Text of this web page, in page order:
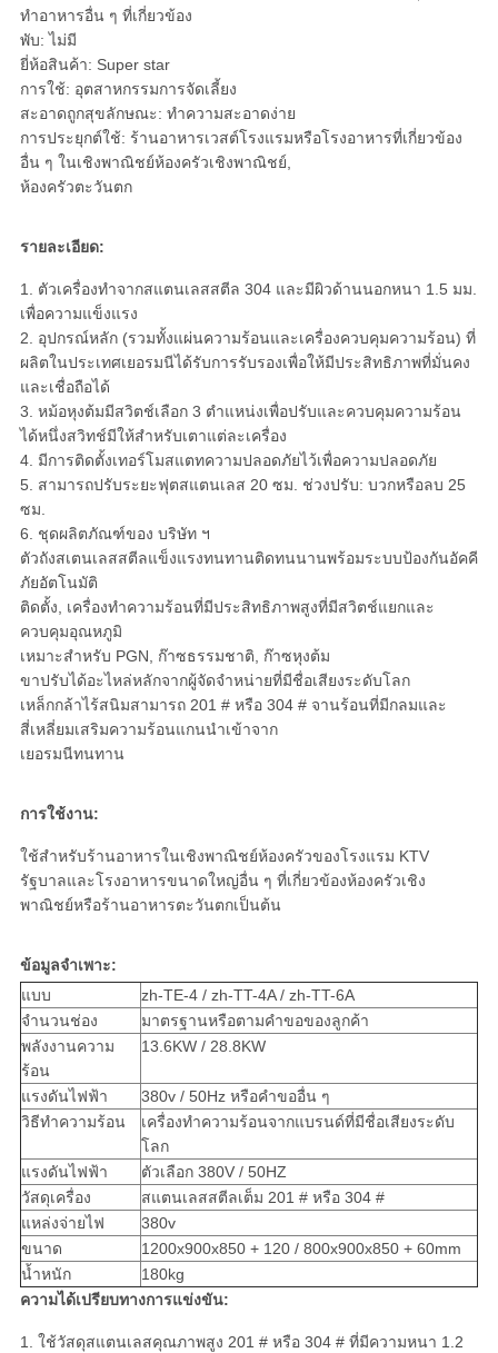
ทำอาหารอื่น ๆ ที่เกี่ยวข้อง
พับ: ไม่มี
ยี่ห้อสินค้า: Super star
การใช้: อุตสาหกรรมการจัดเลี้ยง
สะอาดถูกสุขลักษณะ: ทำความสะอาดง่าย
การประยุกต์ใช้: ร้านอาหารเวสต์โรงแรมหรือโรงอาหารที่เกี่ยวข้อง
อื่น ๆ ในเชิงพาณิชย์ห้องครัวเชิงพาณิชย์,
ห้องครัวตะวันตก
รายละเอียด:
1. ตัวเครื่องทำจากสแตนเลสสตีล 304 และมีผิวด้านนอกหนา 1.5 มม.
เพื่อความแข็งแรง
2. อุปกรณ์หลัก (รวมทั้งแผ่นความร้อนและเครื่องควบคุมความร้อน) ที่
ผลิตในประเทศเยอรมนีได้รับการรับรองเพื่อให้มีประสิทธิภาพที่มั่นคง
และเชื่อถือได้
3. หม้อหุงต้มมีสวิตช์เลือก 3 ตำแหน่งเพื่อปรับและควบคุมความร้อน
ได้หนึ่งสวิทช์มีให้สำหรับเตาแต่ละเครื่อง
4. มีการติดตั้งเทอร์โมสแตทความปลอดภัยไว้เพื่อความปลอดภัย
5. สามารถปรับระยะฟุตสแตนเลส 20 ซม. ช่วงปรับ: บวกหรือลบ 25
ซม.
6. ชุดผลิตภัณฑ์ของ บริษัท ฯ
ตัวถังสเตนเลสสตีลแข็งแรงทนทานติดทนนานพร้อมระบบป้องกันอัคคี
ภัยอัตโนมัติ
ติดตั้ง, เครื่องทำความร้อนที่มีประสิทธิภาพสูงที่มีสวิตช์แยกและ
ควบคุมอุณหภูมิ
เหมาะสำหรับ PGN, ก๊าซธรรมชาติ, ก๊าซหุงต้ม
ขาปรับได้อะไหล่หลักจากผู้จัดจำหน่ายที่มีชื่อเสียงระดับโลก
เหล็กกล้าไร้สนิมสามารถ 201 # หรือ 304 # จานร้อนที่มีกลมและ
สี่เหลี่ยมเสริมความร้อนแกนนำเข้าจาก
เยอรมนีทนทาน
การใช้งาน:
ใช้สำหรับร้านอาหารในเชิงพาณิชย์ห้องครัวของโรงแรม KTV
รัฐบาลและโรงอาหารขนาดใหญ่อื่น ๆ ที่เกี่ยวข้องห้องครัวเชิง
พาณิชย์หรือร้านอาหารตะวันตกเป็นต้น
ข้อมูลจำเพาะ:
แบบ
zh-TE-4 / zh-TT-4A / zh-TT-6A
จำนวนช่อง
มาตรฐานหรือตามคำขอของลูกค้า
พลังงานความ
ร้อน
13.6KW / 28.8KW
แรงดันไฟฟ้า
380v / 50Hz หรือคำขออื่น ๆ
วิธีทำความร้อน
เครื่องทำความร้อนจากแบรนด์ที่มีชื่อเสียงระดับ
โลก
แรงดันไฟฟ้า
ตัวเลือก 380V / 50HZ
วัสดุเครื่อง
สแตนเลสสตีลเต็ม 201 # หรือ 304 #
แหล่งจ่ายไฟ
380v
ขนาด
1200x900x850 + 120 / 800x900x850 + 60mm
น้ำหนัก
180kg
ความได้เปรียบทางการแข่งขัน:
1. ใช้วัสดุสแตนเลสคุณภาพสูง 201 # หรือ 304 # ที่มีความหนา 1.2